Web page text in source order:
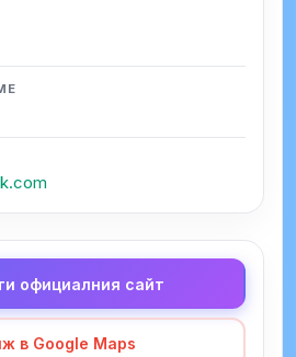
официалния сайт
в Google Maps